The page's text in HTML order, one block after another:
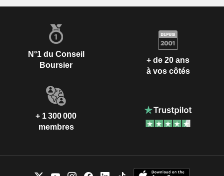
N°1 du Conseil
Boursier
+ de 20 ans
à vos côtés
+ 1 300 000
membres